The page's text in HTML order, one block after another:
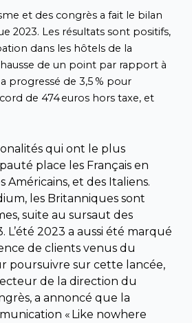
et des congrès a fait le bilan
2023. Les résultats sont positifs,
dans les hôtels de la
de un point par rapport à
progressé de 3,5 % pour
de 474 euros hors taxe, et
qui ont le plus
place les Français en
Américains, et des Italiens.
les Britanniques sont
suite au sursaut des
L’été 2023 a aussi été marqué
de clients venus du
poursuivre sur cette lancée,
de la direction du
a annoncé que la
« Like nowhere